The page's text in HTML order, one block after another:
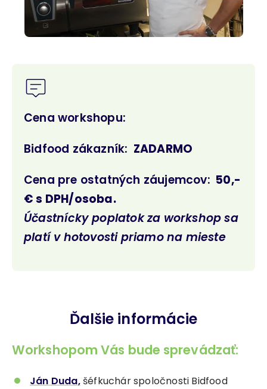
Cena workshopu:
Bidfood zákazník: ZADARMO
Cena pre ostatných záujemcov: 50,-
€ s DPH/osoba.
Účastnícky poplatok za workshop sa
platí v hotovosti priamo na mieste
Ďalšie informácie
Workshopom Vás bude sprevádzať:
Ján Duda,šéfkuchár spoločnosti Bidfood